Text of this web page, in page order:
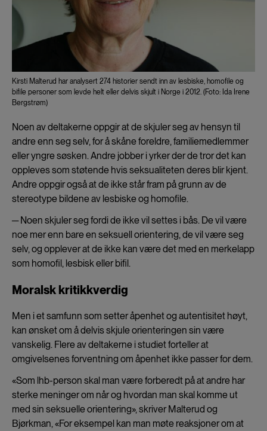
Kirsti Malterud har analysert 274 historier sendt inn av lesbiske, homofile og
bifile personer som levde helt eller delvis skjult i Norge i 2012. (Foto: Ida Irene
Bergstrøm)
Noen av deltakerne oppgir at de skjuler seg av hensyn til
andre enn seg selv, for å skåne foreldre, familiemedlemmer
eller yngre søsken. Andre jobber i yrker der de tror det kan
oppleves som støtende hvis seksualiteten deres blir kjent.
Andre oppgir også at de ikke står fram på grunn av de
stereotype bildene av lesbiske og homofile.
─ Noen skjuler seg fordi de ikke vil settes i bås. De vil være
noe mer enn bare en seksuell orientering, de vil være seg
selv, og opplever at de ikke kan være det med en merkelapp
som homofil, lesbisk eller bifil.
Moralsk kritikkverdig
Men i et samfunn som setter åpenhet og autentisitet høyt,
kan ønsket om å delvis skjule orienteringen sin være
vanskelig. Flere av deltakerne i studiet forteller at
omgivelsenes forventning om åpenhet ikke passer for dem.
«Som lhb-person skal man være forberedt på at andre har
sterke meninger om når og hvordan man skal komme ut
med sin seksuelle orientering», skriver Malterud og
Bjørkman, «For eksempel kan man møte reaksjoner om at